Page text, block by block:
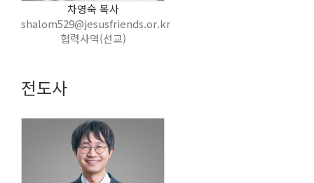
차영숙 목사
shalom529@jesusfriends.or.kr
협력사역(선교)
전도사